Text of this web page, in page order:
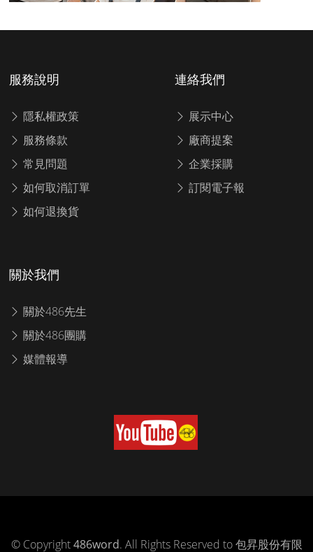
服務說明
隱私權政策
服務條款
常見問題
如何取消訂單
如何退換貨
連絡我們
展示中心
廠商提案
企業採購
訂閱電子報
關於我們
關於486先生
關於486團購
媒體報導
© Copyright486word. All Rights Reserved to 包昇股份有限